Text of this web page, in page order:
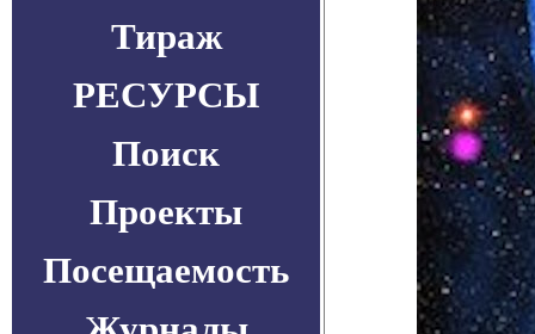
Тираж
РЕСУРСЫ
Поиск
Проекты
Посещаемость